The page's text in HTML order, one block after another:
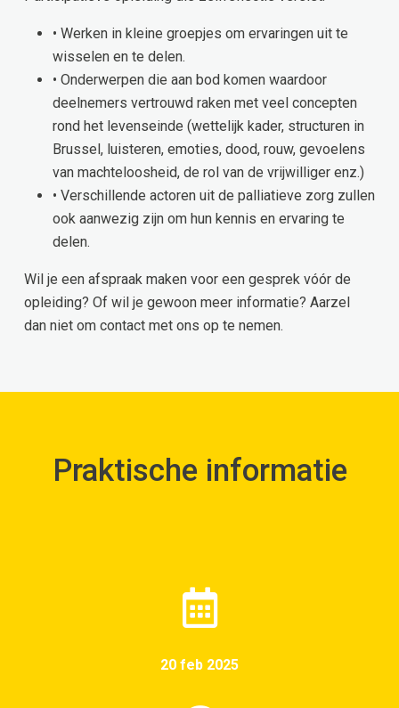
• Werken in kleine groepjes om ervaringen uit te
wisselen en te delen.
• Onderwerpen die aan bod komen waardoor
deelnemers vertrouwd raken met veel concepten
rond het levenseinde (wettelijk kader, structuren in
Brussel, luisteren, emoties, dood, rouw, gevoelens
van machteloosheid, de rol van de vrijwilliger enz.)
• Verschillende actoren uit de palliatieve zorg zullen
ook aanwezig zijn om hun kennis en ervaring te
delen.
Wil je een afspraak maken voor een gesprek vóór de
opleiding? Of wil je gewoon meer informatie? Aarzel
dan niet om contact met ons op te nemen.
Praktische informatie
20 feb 2025